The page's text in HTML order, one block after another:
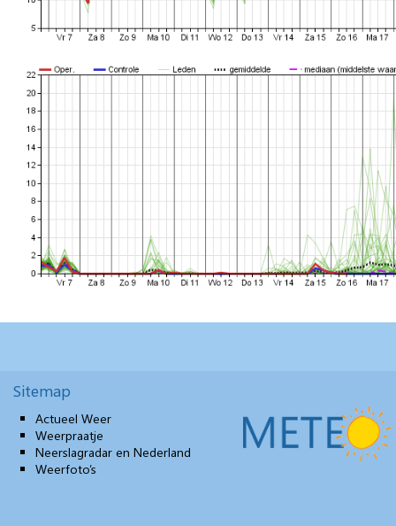
Sitemap
Actueel Weer
Weerpraatje
Neerslagradar en Nederland
Weerfoto’s